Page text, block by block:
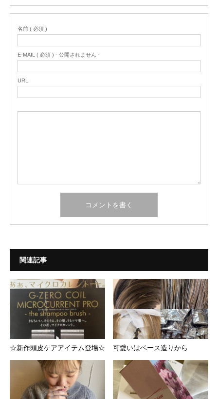
名前 ( 必須 )
E-MAIL ( 必須 ) - 公開されません -
URL
関連記事
☆新作頭皮ケアアイテム登場☆ 可愛いはベース造りから